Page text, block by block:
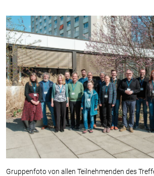
Gruppenfoto von allen Teilnehmenden des